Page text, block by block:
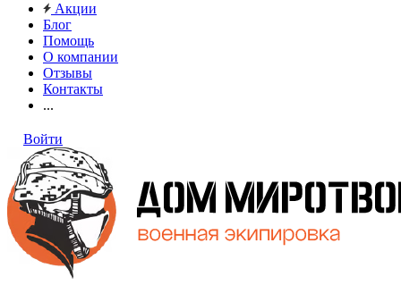
Акции
Блог
Помощь
О компании
Отзывы
Контакты
...
Войти